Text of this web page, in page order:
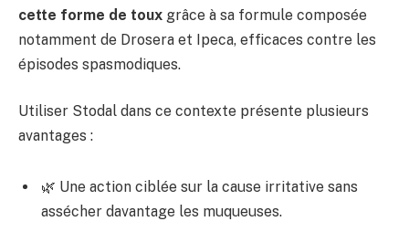
cette forme de toux grâce à sa formule composée
notamment de Drosera et Ipeca, efficaces contre les
épisodes spasmodiques.
Utiliser Stodal dans ce contexte présente plusieurs
avantages :
🌿 Une action ciblée sur la cause irritative sans
assécher davantage les muqueuses.